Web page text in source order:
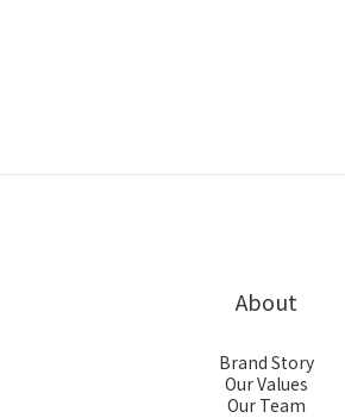
About
Brand Story
Our Values
Our Team